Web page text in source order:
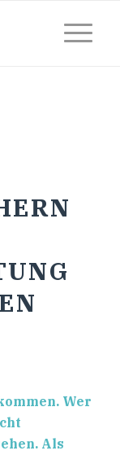
Ü
Wer
Als